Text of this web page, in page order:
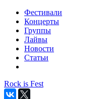
Фестивали
Концерты
Группы
Лайвы
Новости
Статьи
Rock is Fest